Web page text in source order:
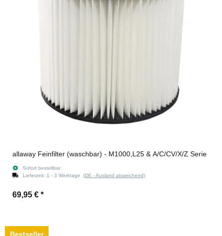
allaway Feinfilter (waschbar) - M1000,L25 & A/C/CV/X/Z Serie
Sofort bestellbar
Lieferzeit: 1 - 3 Werktage (DE - Ausland abweichend)
69,95 € *
Bestseller